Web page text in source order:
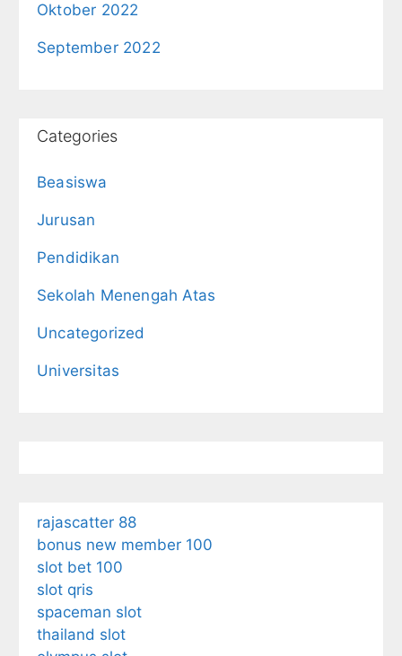
Oktober 2022
September 2022
Categories
Beasiswa
Jurusan
Pendidikan
Sekolah Menengah Atas
Uncategorized
Universitas
rajascatter 88
bonus new member 100
slot bet 100
slot qris
spaceman slot
thailand slot